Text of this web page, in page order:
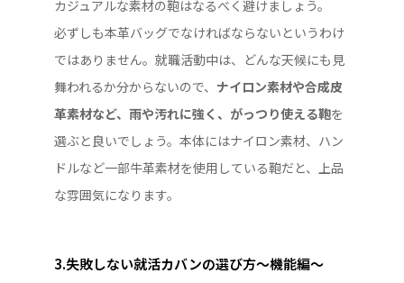
カジュアルな素材の鞄はなるべく避けましょう。
必ずしも本革バッグでなければならないというわけ
ではありません。就職活動中は、どんな天候にも見
舞われるか分からないので、 ナイロン素材や合成皮
革素材など、雨や汚れに強く、がっつり使える鞄を
選ぶと良いでしょう。本体にはナイロン素材、ハン
ドルなど一部牛革素材を使用している鞄だと、上品
な雰囲気になります。
3.失敗しない就活カバンの選び方～機能編～